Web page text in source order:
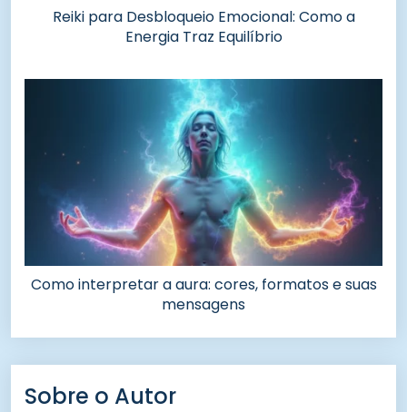
Reiki para Desbloqueio Emocional: Como a
Energia Traz Equilíbrio
Como interpretar a aura: cores, formatos e suas
mensagens
Sobre o Autor